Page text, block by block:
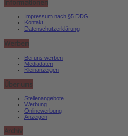
Informationen
Impressum nach §5 DDG
Kontakt
Datenschutzerklärung
Werben
Bei uns werben
Mediadaten
Kleinanzeigen
Über uns
Stellenangebote
Werbung
Onlinewerbung
Anzeigen
Archiv